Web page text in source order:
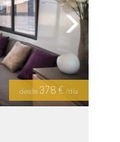
Next
desde 378 € /día